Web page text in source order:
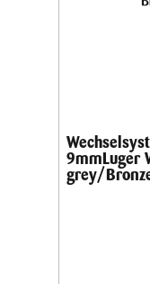
9mmLuger
grey/